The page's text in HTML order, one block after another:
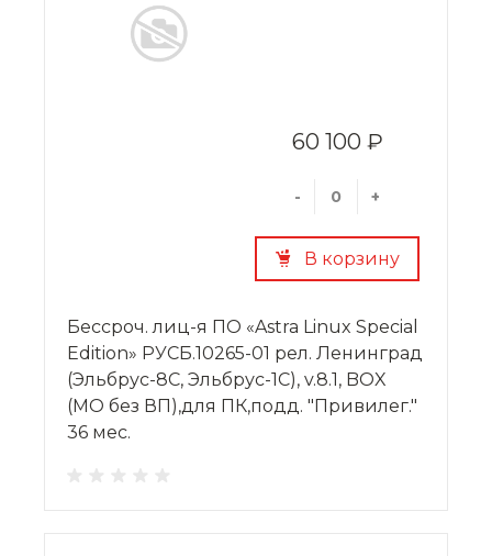
60 100 ₽
- +
В корзину
Бессроч. лиц-я ПО «Astra Linux Special
Edition» РУСБ.10265-01 рел. Ленинград
(Эльбрус-8С, Эльбрус-1С), v.8.1, BOX
(МО без ВП),для ПК,подд. "Привилег."
36 мес.